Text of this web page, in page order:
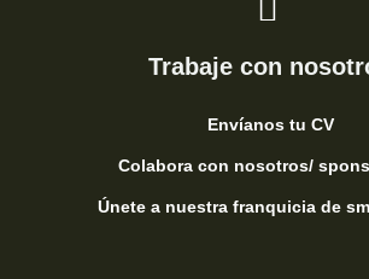
Trabaje con
Envíanos tu CV
Colabora con nosotros/
Únete a nuestra franquicia de